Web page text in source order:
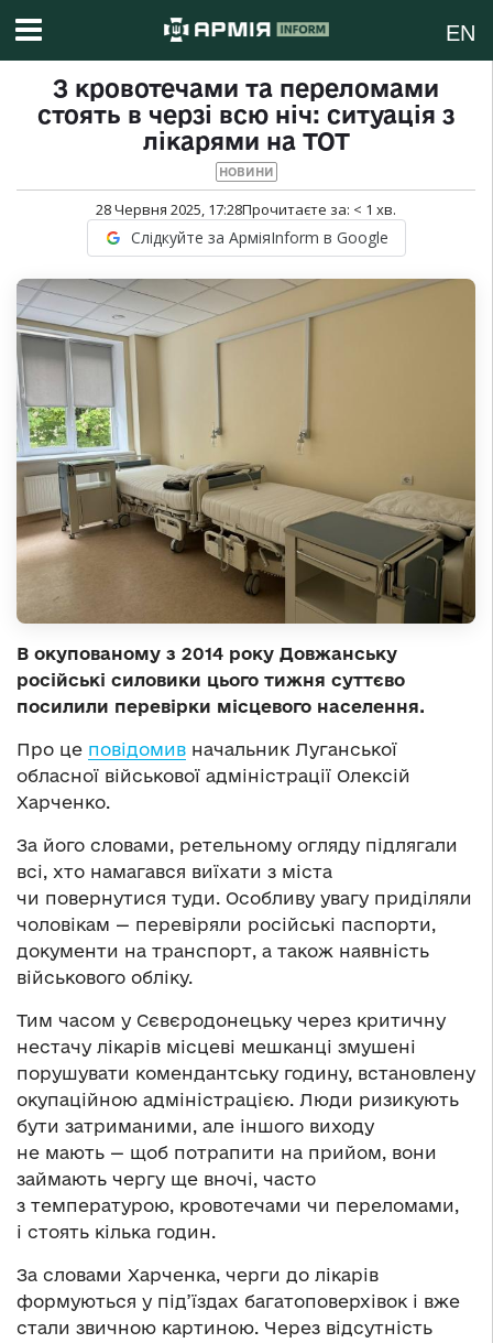
EN
З кровотечами та переломами
стоять в черзі всю ніч: ситуація з
лікарями на ТОТ
НОВИНИ
28 Червня 2025, 17:28Прочитаєте за: < 1 хв.
Слідкуйте за АрміяInform в Google
В окупованому з 2014 року Довжанську
російські силовики цього тижня суттєво
посилили перевірки місцевого населення.
Про це повідомив начальник Луганської
обласної військової адміністрації Олексій
Харченко.
За його словами, ретельному огляду підлягали
всі, хто намагався виїхати з міста
чи повернутися туди. Особливу увагу приділяли
чоловікам — перевіряли російські паспорти,
документи на транспорт, а також наявність
військового обліку.
Тим часом у Сєвєродонецьку через критичну
нестачу лікарів місцеві мешканці змушені
порушувати комендантську годину, встановлену
окупаційною адміністрацією. Люди ризикують
бути затриманими, але іншого виходу
не мають — щоб потрапити на прийом, вони
займають чергу ще вночі, часто
з температурою, кровотечами чи переломами,
і стоять кілька годин.
За словами Харченка, черги до лікарів
формуються у під’їздах багатоповерхівок і вже
стали звичною картиною. Через відсутність